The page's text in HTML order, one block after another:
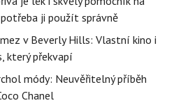
ji použít správně
v Beverly Hills: Vlastní kino i
který překvapí
módy: Neuvěřitelný příběh
Chanel